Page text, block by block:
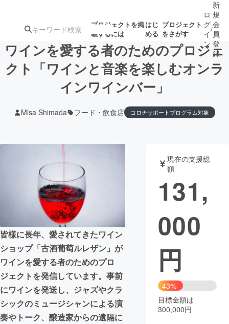
プロジェクトを掲
載するには
はじ
める
プロジェクト
をさがす
注目のリ 注目の新着プロ募集終了が近いプ
テクノロジー・ガジェット ゲーム・サ
映像・映画
ビジネス・起業 チャレンジ
まちづくり・地域活性化
CAMPFIRE for Social Good
CAMPFIRE Creation
CAMPFIREふるさと納税machi-ya コミュニティ
ロ
グ
イ
ン
/
新
規
会
員
登
録
ワインを愛する者のためのプロジェ
クト「ワインと音楽を楽しむオンラ
インワインバー」
Misa Shimada フード・飲食店 コロナサポートプログラム対象
皆様に長年、愛されてきたワイン
ショップ「古酒葡萄ルレザン」が
ワインを愛する者のためのプロ
ジェクトを発信しています。事前
にワインを発送し、ジャズやクラ
シックのミュージシャンによる演
奏やトーク、醸造家からの遠隔に
現在の支援総
額
131,
000
円
43%
目標金額は
300,000円